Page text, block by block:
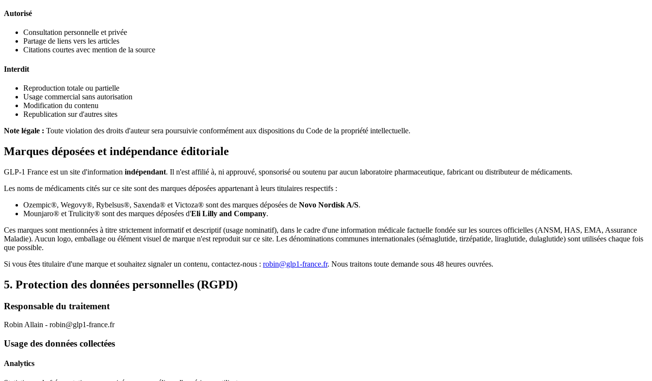
Autorisé
Consultation personnelle et privée
Partage de liens vers les articles
Citations courtes avec mention de la source
Interdit
Reproduction totale ou partielle
Usage commercial sans autorisation
Modification du contenu
Republication sur d'autres sites
Note légale : Toute violation des droits d'auteur sera poursuivie conformément aux dispositions du Code de la propriété intellectuelle.
Marques déposées et indépendance éditoriale
GLP-1 France est un site d'information indépendant. Il n'est affilié à, ni approuvé, sponsorisé ou soutenu par aucun laboratoire pharmaceutique, fabricant ou distributeur de médicaments.
Les noms de médicaments cités sur ce site sont des marques déposées appartenant à leurs titulaires respectifs :
Ozempic®, Wegovy®, Rybelsus®, Saxenda® et Victoza® sont des marques déposées de Novo Nordisk A/S.
Mounjaro® et Trulicity® sont des marques déposées d'Eli Lilly and Company.
Ces marques sont mentionnées à titre strictement informatif et descriptif (usage nominatif), dans le cadre d'une information médicale factuelle fondée sur les sources officielles (ANSM, HAS, EMA, Assurance
Maladie). Aucun logo, emballage ou élément visuel de marque n'est reproduit sur ce site. Les dénominations communes internationales (sémaglutide, tirzépatide, liraglutide, dulaglutide) sont utilisées chaque fois
que possible.
Si vous êtes titulaire d'une marque et souhaitez signaler un contenu, contactez-nous : robin@glp1-france.fr. Nous traitons toute demande sous 48 heures ouvrées.
5. Protection des données personnelles (RGPD)
Responsable du traitement
Robin Allain - robin@glp1-france.fr
Usage des données collectées
Analytics